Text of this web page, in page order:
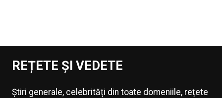
REȚETE ȘI VEDETE
Știri generale, celebrități din toate domeniile, rețete